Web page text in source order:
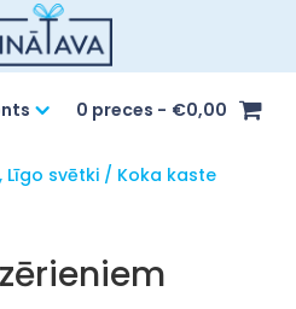
0 preces €0,00
Līgo svētki / Koka kaste